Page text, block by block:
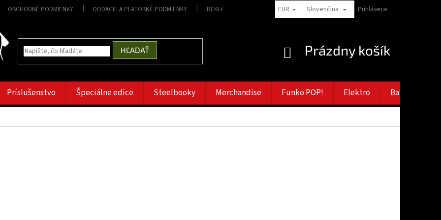
OBCHODNÉ PODMIENKY DODACIE A PLATOBNÉ PODMIENKY REKLAMAČNÝ RÁD VERNOSTNÉ ZĽAVY ZÁSADY SPRACOVANIA
EUR Slovenčina Prihlásenie
HĽADAŤ NÁKUPNÝ
KOŠÍK
Prázdny košík
Príslušenstvo Špeciálne edice Steelbooky Merchandise Funko POP! Elektro Bazar